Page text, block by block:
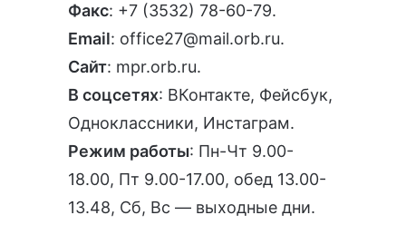
Факс: +7 (3532) 78-60-79.
Email: office27@mail.orb.ru.
Сайт: mpr.orb.ru.
В соцсетях: ВКонтакте, Фейсбук,
Одноклассники, Инстаграм.
Режим работы: Пн-Чт 9.00-
18.00, Пт 9.00-17.00, обед 13.00-
13.48, Сб, Вс — выходные дни.